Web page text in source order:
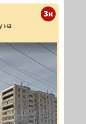
3к
на